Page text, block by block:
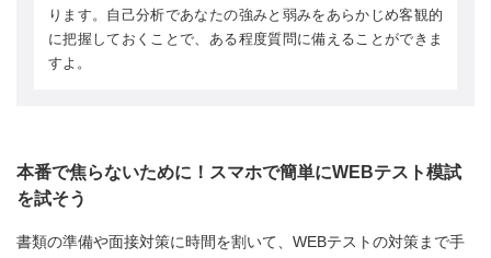
ります。自己分析であなたの強みと弱みをあらかじめ客観的
に把握しておくことで、ある程度質問に備えることができま
すよ。
本番で焦らないために！スマホで簡単にWEBテスト模試
を試そう
書類の準備や面接対策に時間を割いて、WEBテストの対策まで手